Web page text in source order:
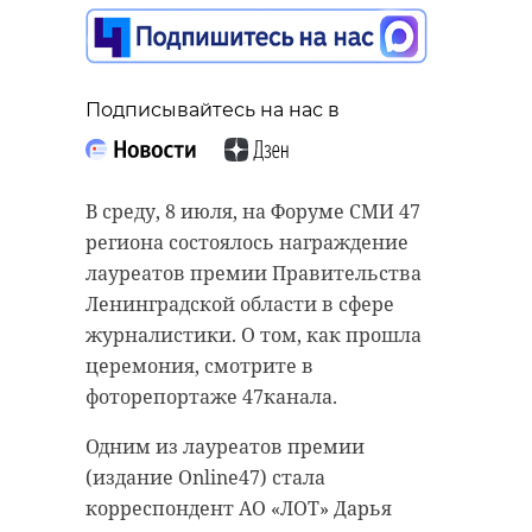
Подписывайтесь на нас в
В среду, 8 июля, на Форуме СМИ 47
региона состоялось награждение
лауреатов премии Правительства
Ленинградской области в сфере
журналистики. О том, как прошла
церемония, смотрите в
фоторепортаже 47канала.
Одним из лауреатов премии
(издание Online47) стала
корреспондент АО «ЛОТ» Дарья
Подписывайтесь на нас в
Дом культуры в Терпилицах,
стадион в Подпорожье, Дом
культуры в Вознесенье, детсад в
поселке Тельмана и расширение
инфраструктуры центра
"Дельфиненок" стали главными
который провели вице-губернатор
Ленинградской области Евгений
Барановский и комитет по
Подписывайтесь на нас в
В преддверии Дня семьи, любви и
верности в Отделении
Социального фонда России по
Санкт-Петербургу и
Ленинградской области
агломерации носят имена Петр и
Феврония, которые традиционно
связывают с семейным счастьем и